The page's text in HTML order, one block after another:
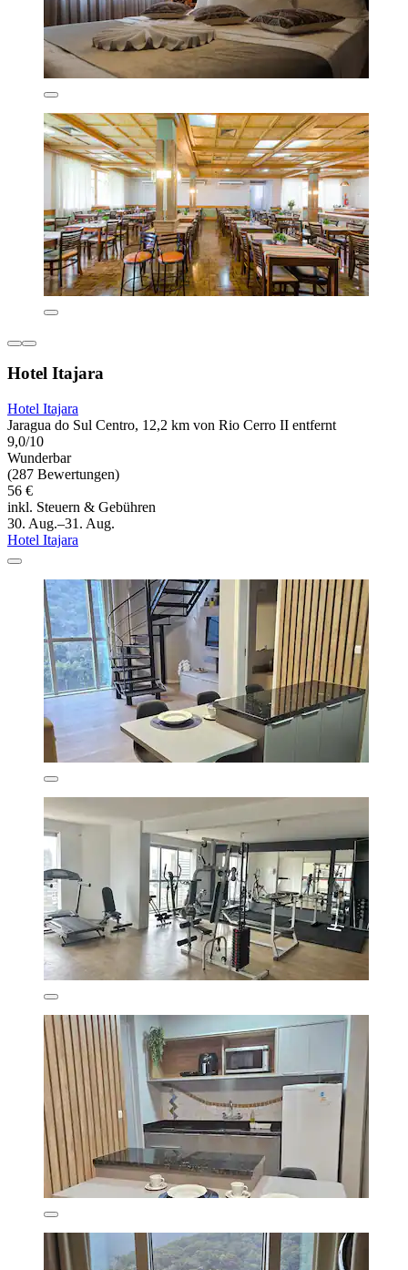
Hotel Itajara
Hotel Itajara
Jaragua do Sul Centro, 12,2 km von Rio Cerro II entfernt
9,0/10
Wunderbar
(287 Bewertungen)
56 €
inkl. Steuern & Gebühren
30. Aug.–31. Aug.
Hotel Itajara